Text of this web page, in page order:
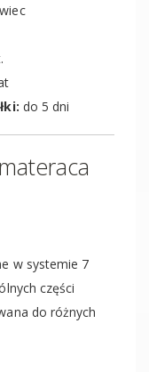
do 5 dni
w systemie 7
części
do różnych